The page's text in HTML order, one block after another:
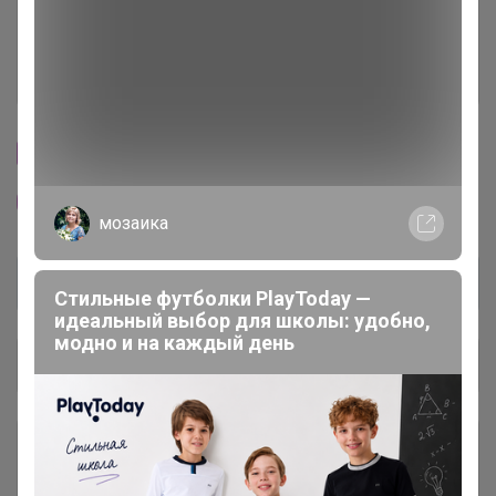
Чат в Telegram 💌 1
Другие СП организатора Happy Baby
мозаика
Стильные футболки PlayToday —
идеальный выбор для школы: удобно,
модно и на каждый день